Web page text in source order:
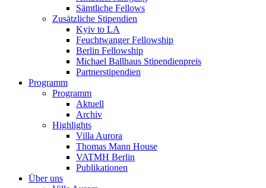
Sämtliche Fellows
Zusätzliche Stipendien
Kyiv to LA
Feuchtwanger Fellowship
Berlin Fellowship
Michael Ballhaus Stipendienpreis
Partnerstipendien
Programm
Programm
Aktuell
Archiv
Highlights
Villa Aurora
Thomas Mann House
VATMH Berlin
Publikationen
Über uns